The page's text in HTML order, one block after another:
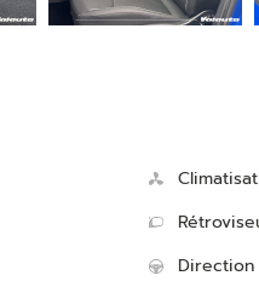
Direction